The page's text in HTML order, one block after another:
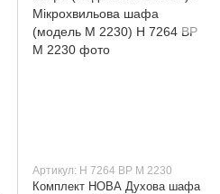
Артикул: Н 7264 ВР М 2230
Комплект НОВА Духова шафа